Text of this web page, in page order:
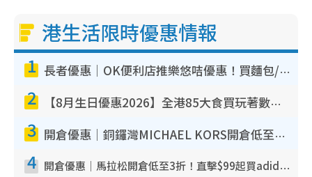
港生活限時優惠情報
1 長者優惠｜OK便利店推樂悠咭優惠！買麵包/牛奶/保健品拍卡即減
2 【8月生日優惠2026】全港85大食買玩著數攻略 自助餐/火鍋放題同行免費＋誠品/DONKI送現金券
3 開倉優惠｜銅鑼灣MICHAEL KORS開倉低至17折！直擊$500起買手袋/銀包/鞋款 必買經典Jet Set系列
4 開倉優惠｜馬拉松開倉低至3折！直擊$99起買adidas／New Balance／Puma鞋款 STANLEY保溫杯劈價至$119起